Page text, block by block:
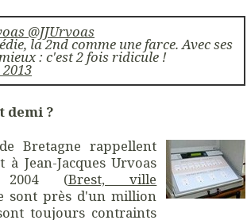
@JJUrvoas
la 2nd comme une farce. Avec ses
: c'est 2 fois ridicule !
demi ?
Bretagne rappellent
à Jean-Jacques Urvoas
2004 (Brest, ville
sont près d'un million
toujours contraints